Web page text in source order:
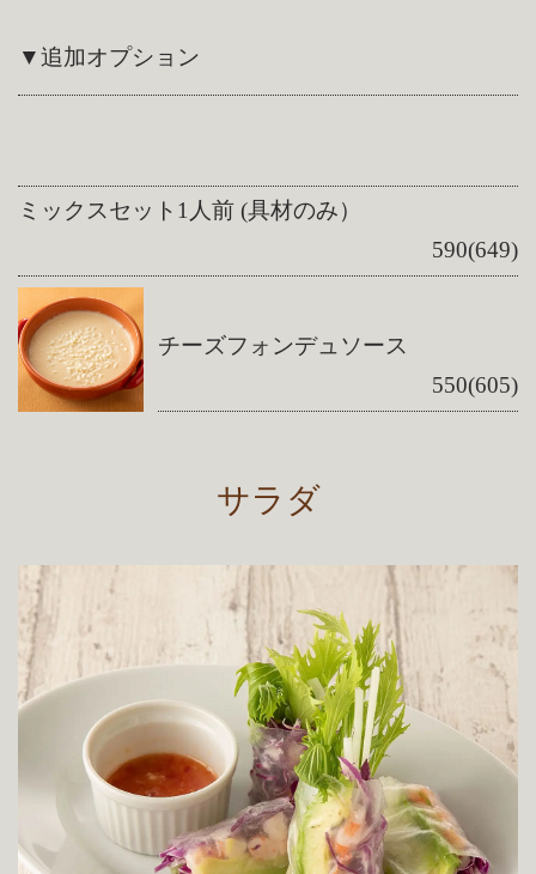
▼追加オプション
ミックスセット1人前 (具材のみ）
590(649)
チーズフォンデュソース
550(605)
サラダ